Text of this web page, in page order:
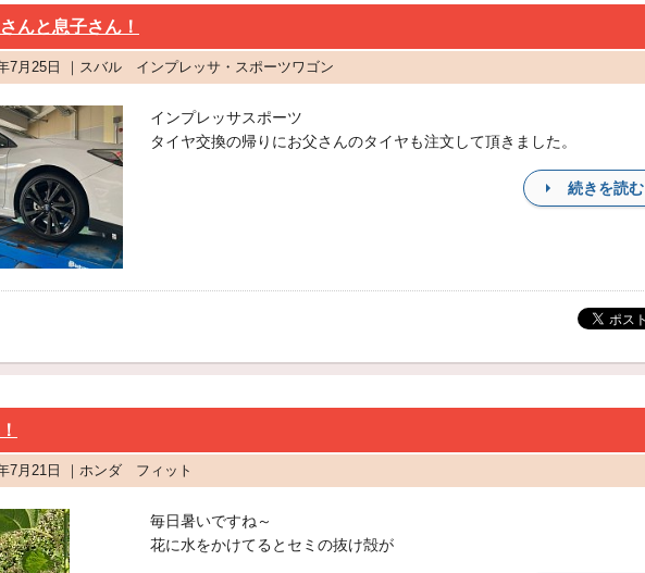
んと息子さん！
7月25日 ｜スバル インプレッサ・スポーツワゴン
インプレッサスポーツ
タイヤ交換の帰りにお父さんのタイヤも注文して頂きました。
続きを読む
7月21日 ｜ホンダ フィット
毎日暑いですね～
花に水をかけてるとセミの抜け殻が